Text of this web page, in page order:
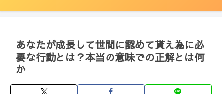
あなたが成長して世間に認めて貰え為に必
要な行動とは？本当の意味での正解とは何
か